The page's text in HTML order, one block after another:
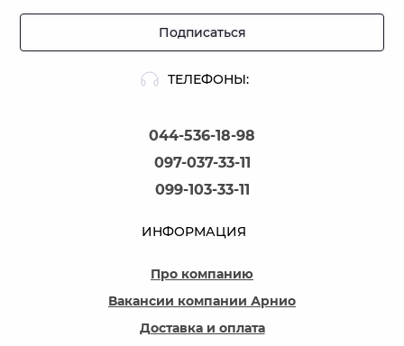
ТЕЛЕФОНЫ:
044-536-18-98
097-037-33-11
099-103-33-11
Подписаться
ИНФОРМАЦИЯ
Про компанию
Вакансии компании Арнио
Доставка и оплата